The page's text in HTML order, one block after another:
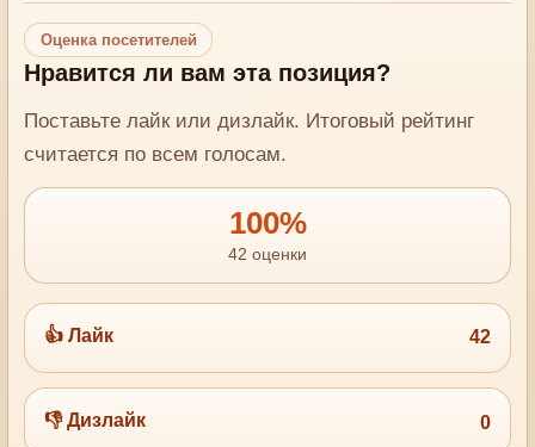
Оценка посетителей
Нравится ли вам эта позиция?
Поставьте лайк или дизлайк. Итоговый рейтинг
считается по всем голосам.
100%
42 оценки
👍 Лайк 42
👎 Дизлайк 0